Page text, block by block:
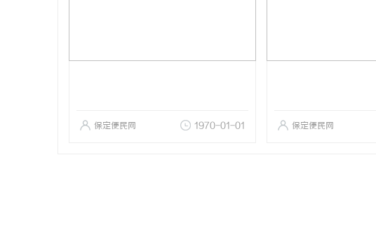
保定便民网 1970-01-01 保定便民网